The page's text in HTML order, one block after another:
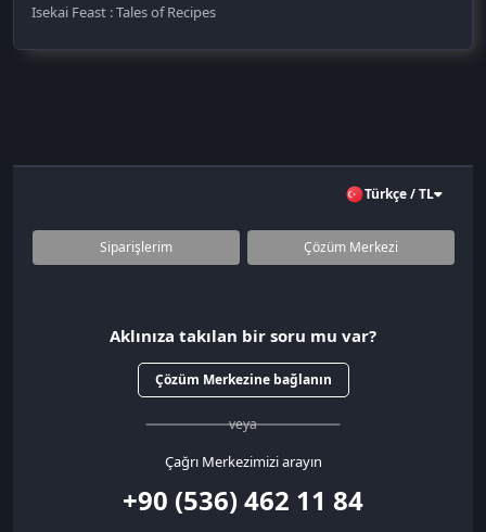
Isekai Feast : Tales of Recipes
Türkçe / TL
Siparişlerim Çözüm Merkezi
Aklınıza takılan bir soru mu var?
Çözüm Merkezine bağlanın
veya
Çağrı Merkezimizi arayın
+90 (536) 462 11 84